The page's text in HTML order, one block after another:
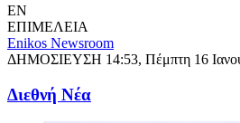
EN
ΕΠΙΜΕΛΕΙΑ
Enikos Newsroom
ΔΗΜΟΣΙΕΥΣΗ 14:53, Πέμπτη 16
Διεθνή Νέα